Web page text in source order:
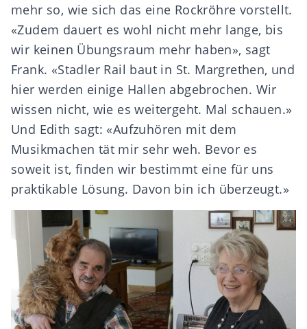
mehr so, wie sich das eine Rockröhre vorstellt.
«Zudem dauert es wohl nicht mehr lange, bis
wir keinen Übungsraum mehr haben», sagt
Frank. «Stadler Rail baut in St. Margrethen, und
hier werden einige Hallen abgebrochen. Wir
wissen nicht, wie es weitergeht. Mal schauen.»
Und Edith sagt: «Aufzuhören mit dem
Musikmachen tät mir sehr weh. Bevor es
soweit ist, finden wir bestimmt eine für uns
praktikable Lösung. Davon bin ich überzeugt.»